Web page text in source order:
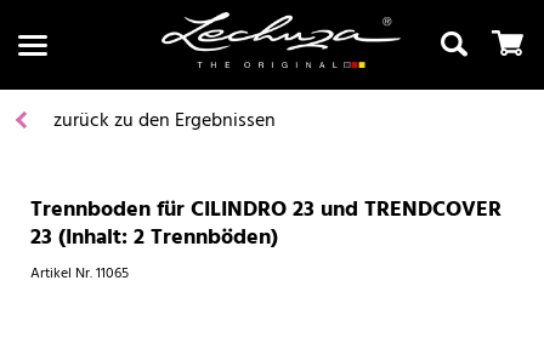
Suchen
zurück zu den Ergebnissen
Trennboden für CILINDRO 23 und TRENDCOVER
23 (Inhalt: 2 Trennböden)
Artikel Nr.11065